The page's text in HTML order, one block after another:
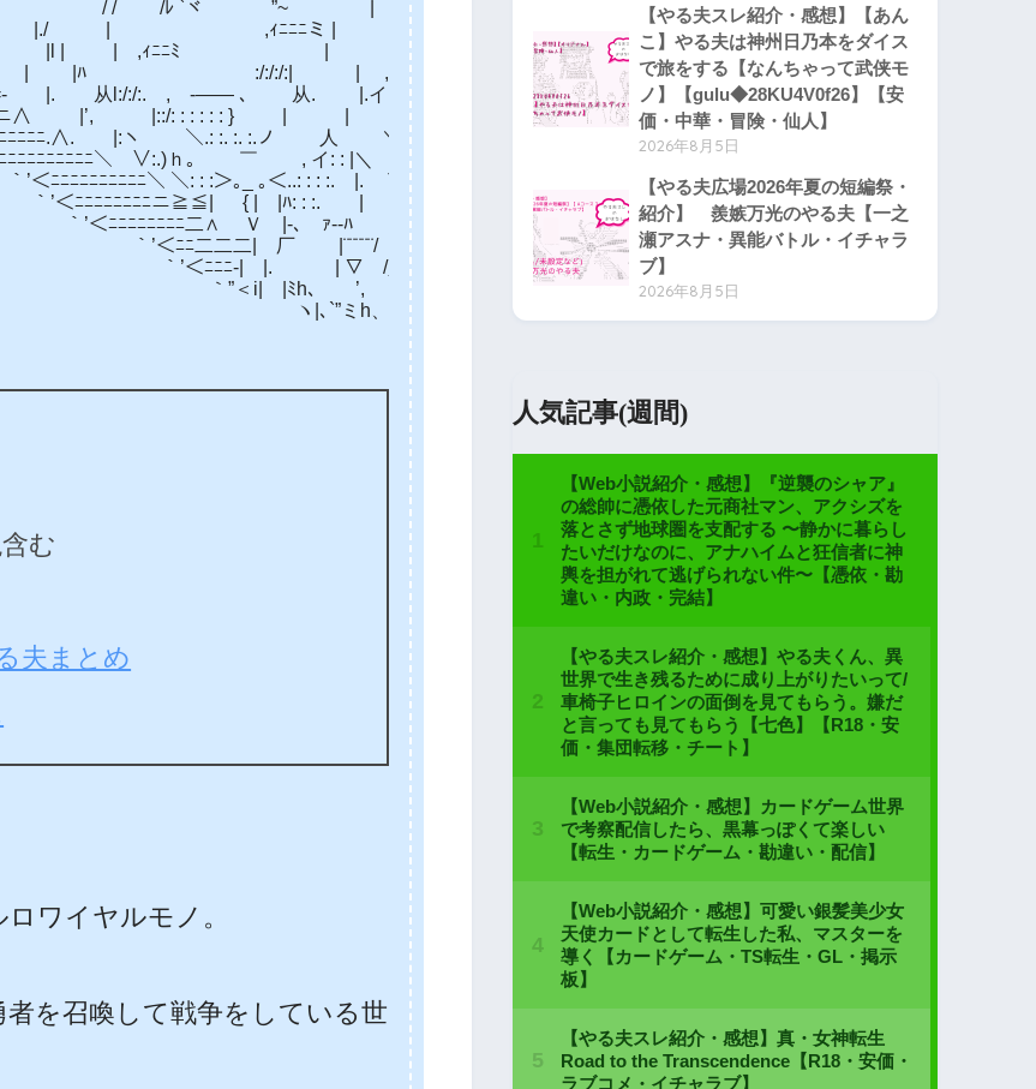
/ /ﾚ `ヾ ”~ | |. | 〈
,ｨﾆﾆﾆミ | |ニﾆ=‐|ｚｚ〕
ﾆ＼. |l | | ,ｨﾆﾆﾐ | | /|下
ﾆﾆ=- | |ﾊ :/:/:/:| | ,ｨ’ , ‘，
从l:/:/:. , -―― ､ 从. |.イ ′ __〉
|::/: : : : : : } | | ,ｨ:|__|
＼.: :. :. :.ノ 人 ＼／ ハ ∨
ｈ｡ ￣ , イ: : |＼ , イ:| ‘, ∨
｡_ ｡＜..: : : :. |. T´‐ｧ‐≠‐ミ.､ ＼
{ | |ﾊ: : :. | | / / /__/｀ヽ ＼
|-､ ｧ‐‐ﾊ し’ / /ﾆﾆ心 ’， ヽ
|¨¨¨¨¨/ ゝイ /| |ﾆﾆﾆﾆﾑ ’， ﾊ
▽ /＿ / | |ﾆﾆﾆﾆﾆﾑ ’从
￣―／.ィ| |ﾆﾆﾆﾆﾆﾆﾆﾆ’,＼
／／ニ| |二ﾆﾆﾆﾆﾆﾆﾆ’，.＼
む
夫まとめ
ワイヤルモノ。
を召喚して戦争をしている世
【やる夫スレ紹介・感想】【あん
こ】やる夫は神州日乃本をダイス
で旅をする【なんちゃって武侠モ
ノ】【gulu◆28KU4V0f26】【安
価・中華・冒険・仙人】
2026年8月5日
【やる夫広場2026年夏の短編祭・
紹介】 羨嫉万光のやる夫【一之
瀬アスナ・異能バトル・イチャラ
ブ】
2026年8月5日
人気記事(週間)